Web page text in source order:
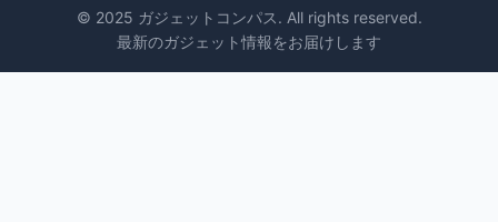
© 2025 ガジェットコンパス. All rights reserved.
最新のガジェット情報をお届けします